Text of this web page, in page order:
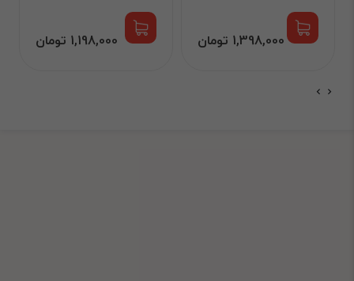
1,398,000 تومان 1,198,000 تومان